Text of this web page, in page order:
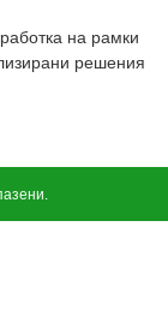
на рамки
решения